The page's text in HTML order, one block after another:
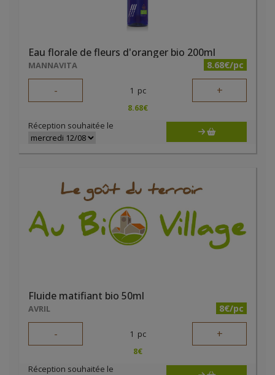
Eau florale de fleurs d'oranger bio 200ml
MANNAVITA 8.68€/pc
- 1 pc +
8.68€
Réception souhaitée le
Fluide matifiant bio 50ml
AVRIL 8€/pc
- 1 pc +
8€
Réception souhaitée le